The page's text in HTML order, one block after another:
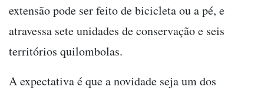
extensão pode ser feito de bicicleta ou a pé, e
atravessa sete unidades de conservação e seis
territórios quilombolas.
A expectativa é que a novidade seja um dos